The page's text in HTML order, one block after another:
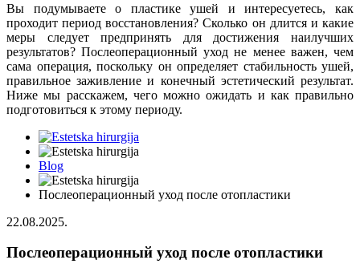
Вы подумываете о пластике ушей и интересуетесь, как
проходит период восстановления? Сколько он длится и какие
меры следует предпринять для достижения наилучших
результатов? Послеоперационный уход не менее важен, чем
сама операция, поскольку он определяет стабильность ушей,
правильное заживление и конечный эстетический результат.
Ниже мы расскажем, чего можно ожидать и как правильно
подготовиться к этому периоду.
Blog
Послеоперационный уход после отопластики
22.08.2025.
Послеоперационный уход после отопластики